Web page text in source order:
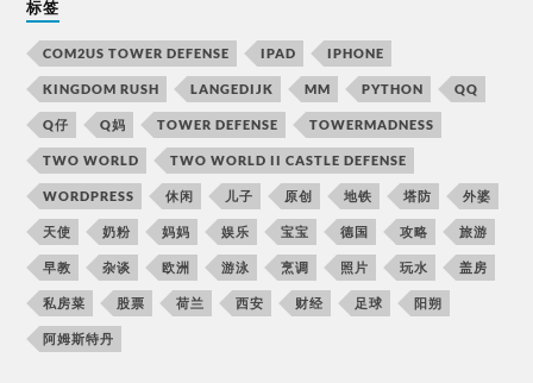
标签
COM2US TOWER DEFENSE IPAD IPHONE
KINGDOM RUSH LANGEDIJK MM PYTHON QQ
Q仔 Q妈 TOWER DEFENSE TOWERMADNESS
TWO WORLD TWO WORLD II CASTLE DEFENSE
WORDPRESS 休闲 儿子 原创 地铁 塔防 外婆
天使 奶粉 妈妈 娱乐 宝宝 德国 攻略 旅游
早教 杂谈 欧洲 游泳 烹调 照片 玩水 盖房
私房菜 股票 荷兰 西安 财经 足球 阳朔
阿姆斯特丹